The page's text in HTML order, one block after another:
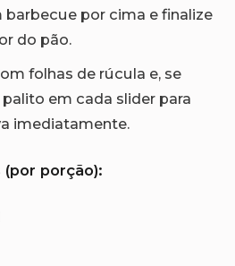
por cima e finalize
do pão.
folhas de rúcula e, se
em cada slider para
imediatamente.
porção):